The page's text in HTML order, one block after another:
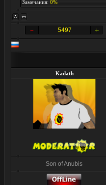
Замечания: 0%
5497
Kadath
Son of Anubis